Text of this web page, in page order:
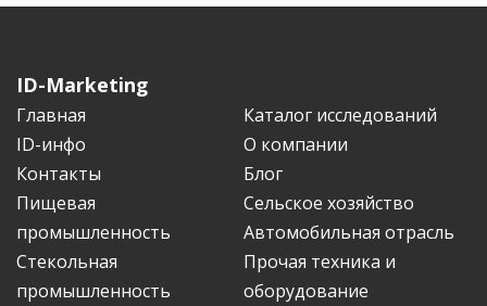
ID-Marketing
Главная
Каталог исследований
ID-инфо
О компании
Контакты
Блог
Пищевая
промышленность
Сельское хозяйство
Автомобильная отрасль
Стекольная
промышленность
Прочая техника и
оборудование